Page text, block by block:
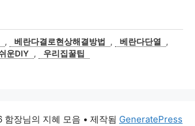
, 베란다결로현상해결방법 , 베란다단열
,
운DIY , 우리집꿀팁
장님의 지혜 모음 • 제작됨 GeneratePress